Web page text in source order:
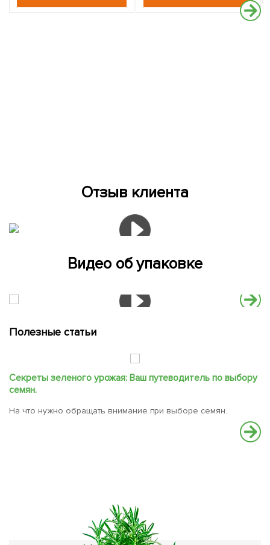
Отзыв клиента
Видео об упаковке
Полезные статьи
Секреты зеленого урожая: Ваш путеводитель по выбору
семян.
На что нужно обращать внимание при выборе семян.